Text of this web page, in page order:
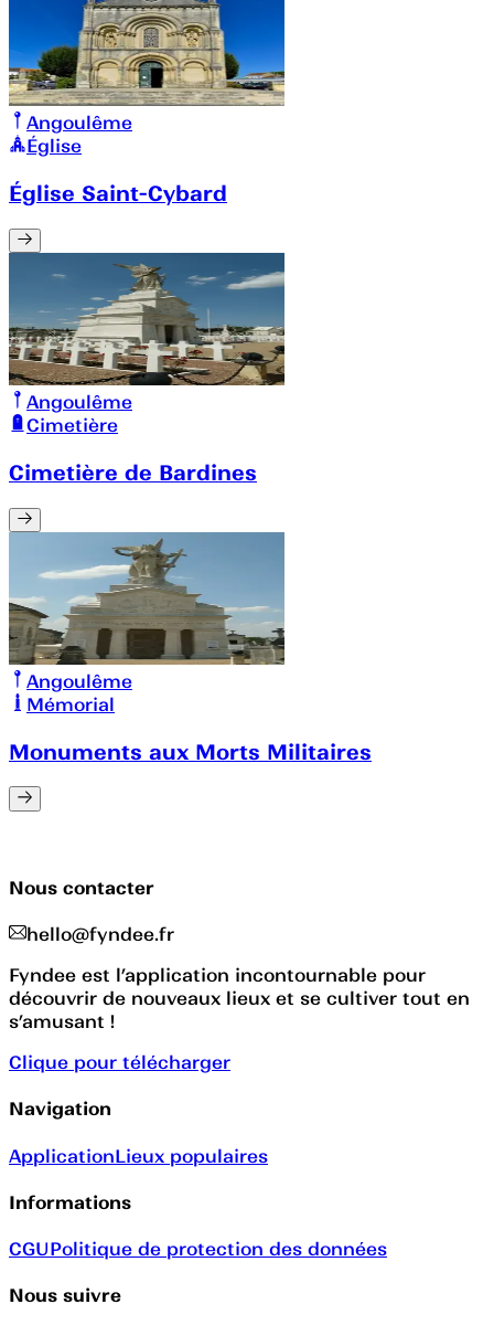
Angoulême
Église
Église Saint-Cybard
Angoulême
Cimetière
Cimetière de Bardines
Angoulême
Mémorial
Monuments aux Morts Militaires
Nous contacter
hello@fyndee.fr
Fyndee est l’application incontournable pour
découvrir de nouveaux lieux et se cultiver tout en
s’amusant !
Clique pour télécharger
Navigation
ApplicationLieux populaires
Informations
CGUPolitique de protection des données
Nous suivre